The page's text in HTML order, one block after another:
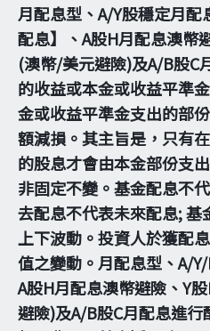
月配息型、A/Y股穩定月配
配息】、A股H月配息澳幣
(澳幣/美元避險)及A/B股C
的收益或本金或收益平準
金或收益平準金支出的部
額減損。其主旨是，只有
的股息才會由本金部份支
非固定不變。基金配息不
去配息不代表未來配息;
上下波動。投資人於獲配
值之變動。月配息型、A/
A股H月配息澳幣避險、Y
避險)及A/B股C月配息進